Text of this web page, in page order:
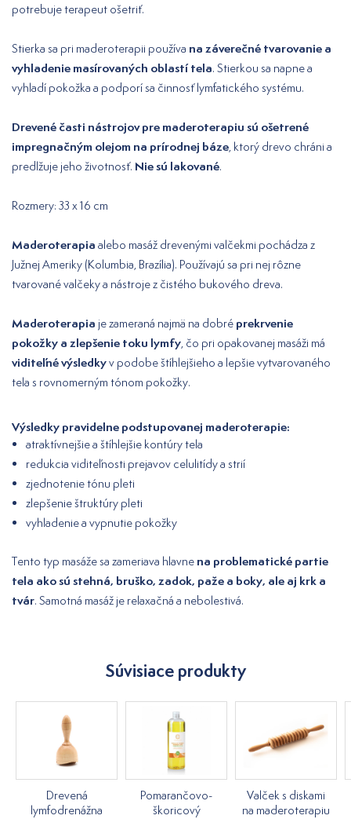
potrebuje terapeut ošetriť.
Stierka sa pri maderoterapii používa na záverečné tvarovanie a
vyhladenie masírovaných oblastí tela. Stierkou sa napne a
vyhladí pokožka a podporí sa činnosť lymfatického systému.
Drevené časti nástrojov pre maderoterapiu sú ošetrené
impregnačným olejom na prírodnej báze , ktorý drevo chráni a
predlžuje jeho životnosť. Nie sú lakované.
Rozmery: 33 x 16 cm
Maderoterapia alebo masáž drevenými valčekmi pochádza z
Južnej Ameriky (Kolumbia, Brazília). Používajú sa pri nej rôzne
tvarované valčeky a nástroje z čistého bukového dreva.
Maderoterapia je zameraná najmä na dobré prekrvenie
pokožky a zlepšenie toku lymfy , čo pri opakovanej masáži má
viditeľné výsledkyv podobe štíhlejšieho a lepšie vytvarovaného
tela s rovnomerným tónom pokožky.
Výsledky pravidelne podstupovanej maderoterapie:
atraktívnejšie a štíhlejšie kontúry tela
redukcia viditeľnosti prejavov celulitídy a strií
zjednotenie tónu pleti
zlepšenie štruktúry pleti
vyhladenie a vypnutie pokožky
Tento typ masáže sa zameriava hlavne na problematické partie
tela ako sú stehná, bruško, zadok, paže a boky, ale aj krk a
tvár. Samotná masáž je relaxačná a nebolestivá.
Súvisiace produkty
Drevená
lymfodrenážna
Pomarančovo-
škoricový
Valček s diskami
na maderoterapiu